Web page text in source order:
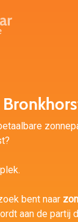
bent naar
aan de partij